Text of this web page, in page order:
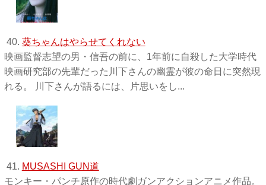
40. 葵ちゃんはやらせてくれない
映画監督志望の男・信吾の前に、1年前に自殺した大学時代
映画研究部の先輩だった川下さんの幽霊が彼の命日に突然現
れる。 川下さんが語るには、片思いをし...
41. MUSASHI GUN道
モンキー・パンチ原作の時代劇ガンアクションアニメ作品。